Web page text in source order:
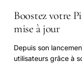
Boostez votre
mise à jour
Depuis son
utilisateurs grâce à